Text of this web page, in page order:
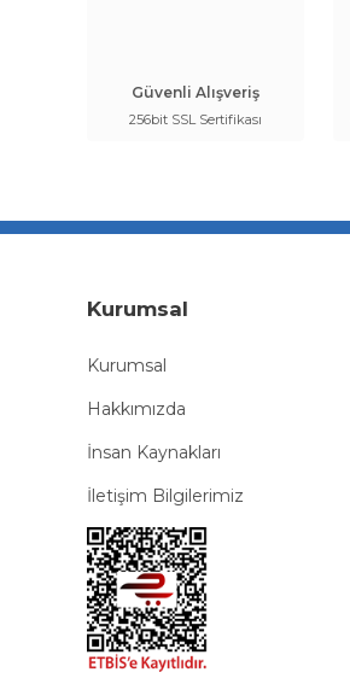
Güvenli Alışveriş
256bit SSL Sertifikası
Kurumsal
Kurumsal
Hakkımızda
İnsan Kaynakları
İletişim Bilgilerimiz